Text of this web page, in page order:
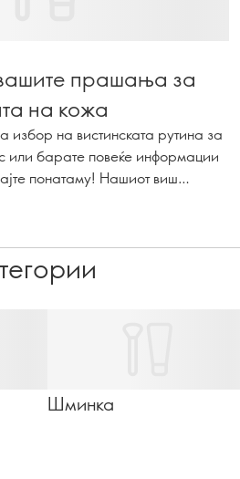
прашања за
на кожа
избор на вистинската рутина за
или барате повеќе информации
понатаму! Нашиот виш
на кожата, Каролин Шарпентие,
прашања за Novage+!
Шминка